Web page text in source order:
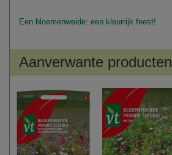
Een bloemenweide: een kleurrijk feest!
Aanverwante producten